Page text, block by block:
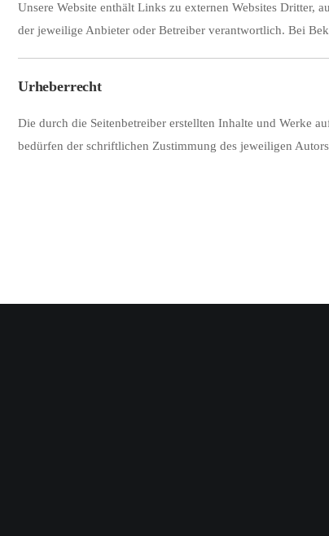
Unsere Website enthält Links zu externen Websites Dritter,
der jeweilige Anbieter oder Betreiber verantwortlich. Bei
Urheberrecht
Die durch die Seitenbetreiber erstellten Inhalte und Werke
bedürfen der schriftlichen Zustimmung des jeweiligen Autors